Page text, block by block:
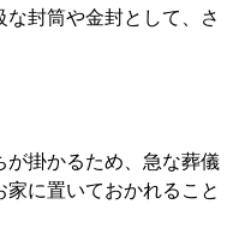
封筒や金封として、さ
が掛かるため、急な葬儀
に置いておかれること